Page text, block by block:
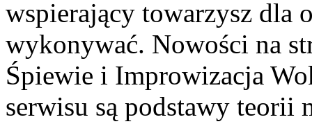
wspierający towarzysz dla
wykonywać. Nowości na
Śpiewie i Improwizacja
serwisu są podstawy